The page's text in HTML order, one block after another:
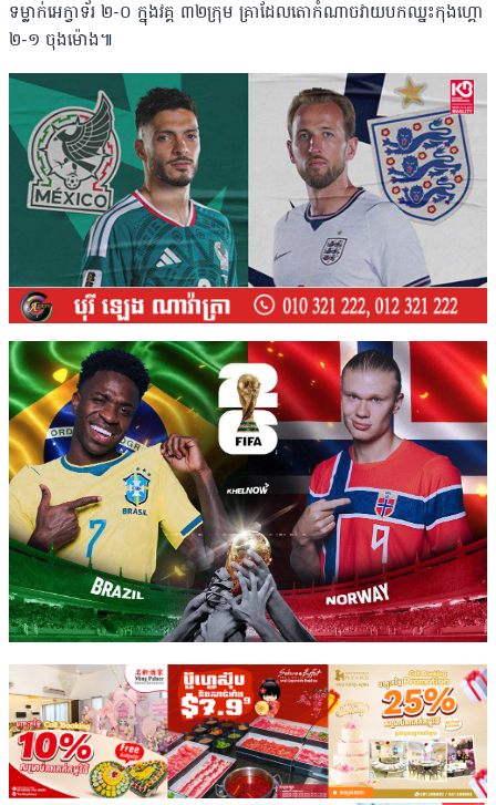
ទម្លាក់អេក្វាទ័រ ២-០ ក្នុងវគ្គ ៣២ក្រុម គ្រាដែលតោកំណាចវាយបកឈ្នះកុងហ្គោ
២-១ ចុងម៉ោង៕